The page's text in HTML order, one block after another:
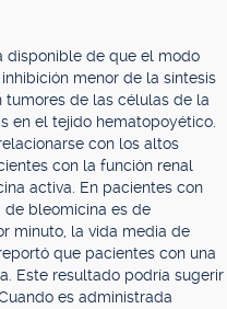
disponible de que el modo
menor de la síntesis
tumores de las células de la
en el tejido hematopoyético.
con los altos
con la función renal
activa. En pacientes con
de bleomicina es de
minuto, la vida media de
que pacientes con una
Este resultado podría sugerir
es administrada